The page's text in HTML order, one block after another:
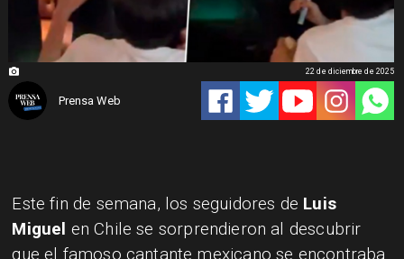
Prensa Web
22 de diciembre de 2025
Este fin de semana, los seguidores de Luis
Miguel en Chile se sorprendieron al descubrir
que el famoso cantante mexicano se encontraba